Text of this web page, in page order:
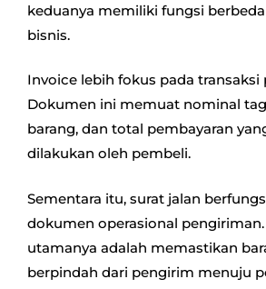
keduanya memiliki fungsi
bisnis.
Invoice lebih fokus pada transaksi
Dokumen ini memuat nominal
barang, dan total pembayaran
dilakukan oleh pembeli.
Sementara itu, surat jalan
dokumen operasional
utamanya adalah memastikan
berpindah dari pengirim menuju